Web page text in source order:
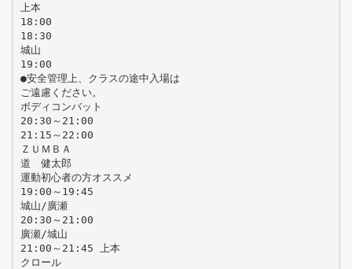
上本
18:00
18:30
城山
19:00
●安全管理上、クラスの途中入場は
ご遠慮ください。
ボディコンバット
20:30～21:00
21:15～22:00
ＺＵＭＢＡ
道 健太郎
運動初心者の方オススメ
19:00～19:45
城山/廣瀬
20:30～21:00
廣瀬/城山
21:00～21:45 上本
クロール